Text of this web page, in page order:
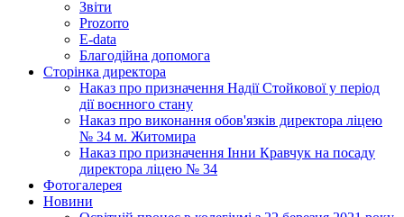
Звіти
Prozorro
E-data
Благодійна допомога
Сторінка директора
Наказ про призначення Надії Стойкової у період
дії воєнного стану
Наказ про виконання обов'язків директора ліцею
№ 34 м. Житомира
Наказ про призначення Інни Кравчук на посаду
директора ліцею № 34
Фотогалерея
Новини